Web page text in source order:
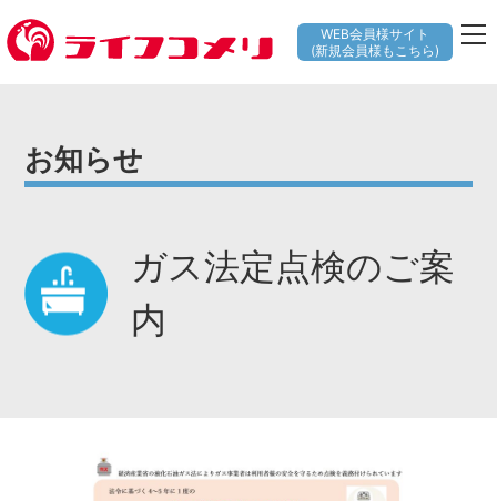
WEB会員様サイト
(新規会員様もこちら)
ガス法定点検のご案
内
お知らせ